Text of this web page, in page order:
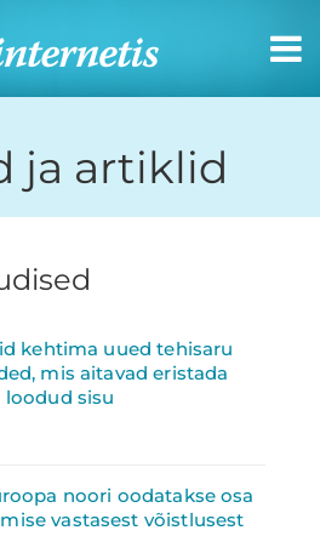
ja artiklid
kehtima uued tehisaru
mis aitavad eristada
loodud sisu
noori oodatakse osa
vastasest võistlusest